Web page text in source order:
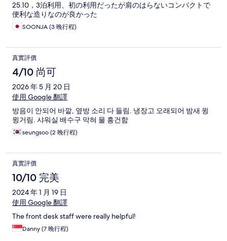
25.10，3泊利用、初の利用だったが肩のはらないコンパクトで
便利な造りなのが良かった
SOONJA (3 晚行程)
真實評價
4/10 尚可
2026 年 5 月 20 日
使用 Google 翻譯
방음이 안되어 바깥, 옆방 소리 다 들림. 냉장고 오래되어 밤새 윙
윙거림. 샤워실 배수구 막혀 물 흥건함
seungsoo (2 晚行程)
真實評價
10/10 完美
2024 年 1 月 19 日
使用 Google 翻譯
The front desk staff were really helpful!
Danny (7 晚行程)